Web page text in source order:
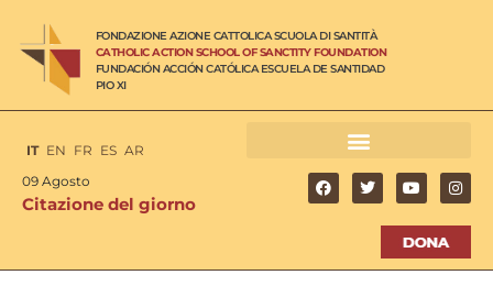
FONDAZIONE AZIONE CATTOLICA SCUOLA DI SANTITÀ
CATHOLIC ACTION SCHOOL OF SANCTITY FOUNDATION
FUNDACIÓN ACCIÓN CATÓLICA ESCUELA DE SANTIDAD
PIO XI
IT EN FR ES AR
09 Agosto
Citazione del giorno